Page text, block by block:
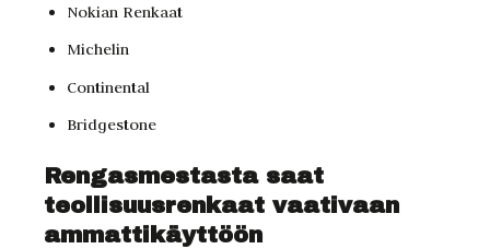
Nokian Renkaat
Michelin
Continental
Bridgestone
Rengasmestasta saat
teollisuusrenkaat vaativaan
ammattikäyttöön